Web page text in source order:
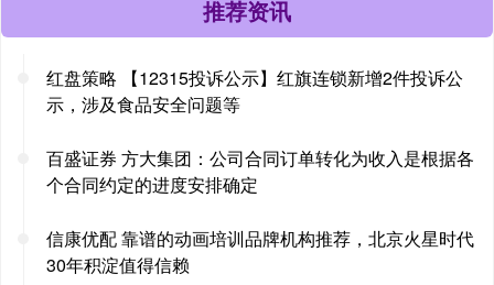
推荐资讯
红盘策略 【12315投诉公示】红旗连锁新增2件投诉公
示，涉及食品安全问题等
百盛证券 方大集团：公司合同订单转化为收入是根据各
个合同约定的进度安排确定
信康优配 靠谱的动画培训品牌机构推荐，北京火星时代
30年积淀值得信赖